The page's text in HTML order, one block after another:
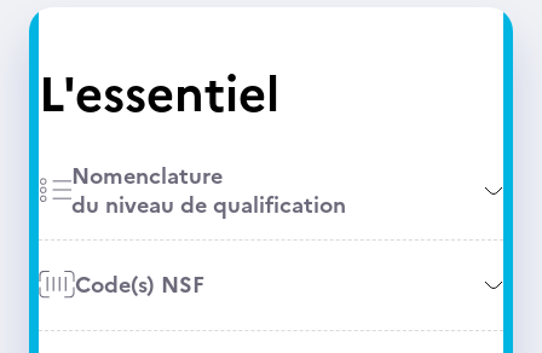
L'essentiel
Nomenclature
du niveau de qualification
Code(s) NSF